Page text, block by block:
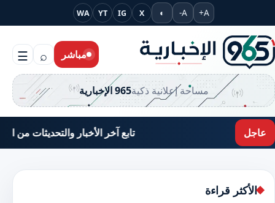
تجاوز إلى المحتوىA+
A-
◐
X
IG
YT
WA
مساحة إعلانية ذكية965 الإخبارية
مباشر ⌕
☰
عاجل تابع آخر الأخبار والتحديثات من الكويت
الأكثر قراءة